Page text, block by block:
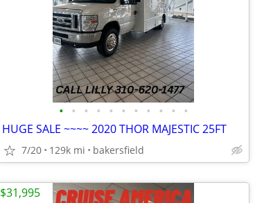
• • • • • • • • • • •
HUGE SALE ~~~~ 2020 THOR MAJESTIC 25FT
7/20 129k mi bakersfield
$31,995